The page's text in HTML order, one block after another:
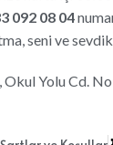
092 08 04
seni ve
Okul Yolu Cd.